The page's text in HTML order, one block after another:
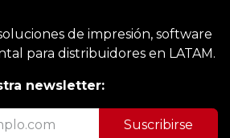
de impresión, software
para distribuidores en LATAM.
newsletter:
Suscribirse